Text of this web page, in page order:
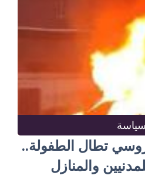
سياسة
تطال الطفولة..
والمنازل